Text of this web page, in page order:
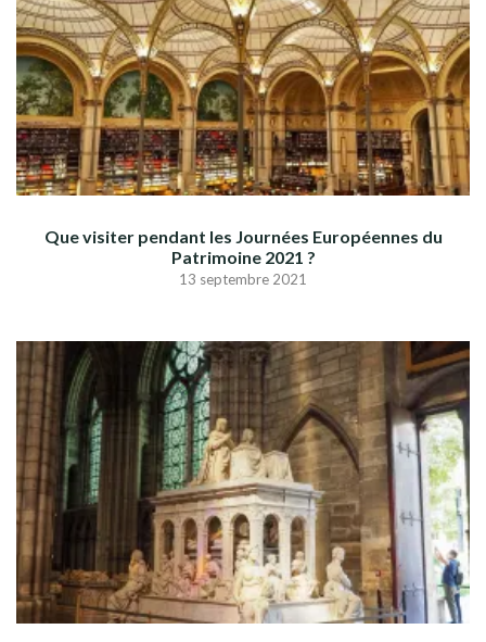
Que visiter pendant les Journées Européennes du
Patrimoine 2021 ?
13 septembre 2021